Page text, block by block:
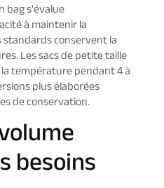
bag s'évalue
à maintenir la
conservent la
Les sacs de petite taille
température pendant 4 à
plus élaborées
de conservation.
besoins